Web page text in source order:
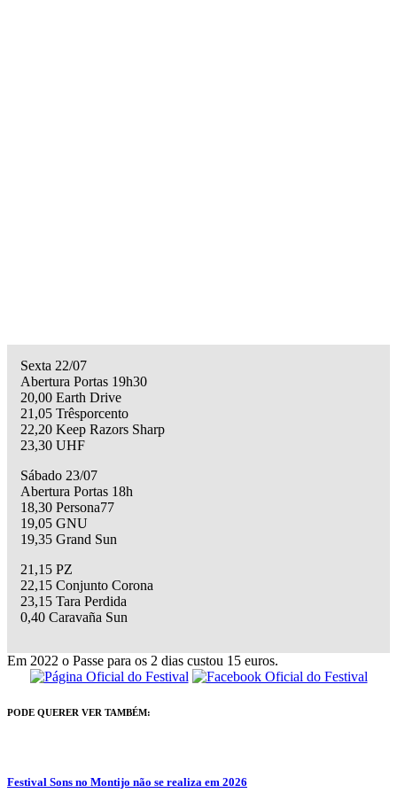
Sexta 22/07
Abertura Portas 19h30
20,00 Earth Drive
21,05 Trêsporcento
22,20 Keep Razors Sharp
23,30 UHF
Sábado 23/07
Abertura Portas 18h
18,30 Persona77
19,05 GNU
19,35 Grand Sun
21,15 PZ
22,15 Conjunto Corona
23,15 Tara Perdida
0,40 Caravaña Sun
Em 2022 o Passe para os 2 dias custou 15 euros.
PODE QUERER VER TAMBÉM:
Festival Sons no Montijo não se realiza em 2026